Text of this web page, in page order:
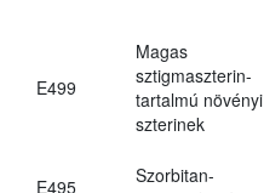
E499
Magas
sztigmaszterin-
tartalmú növényi
szterinek
E495
Szorbitan-